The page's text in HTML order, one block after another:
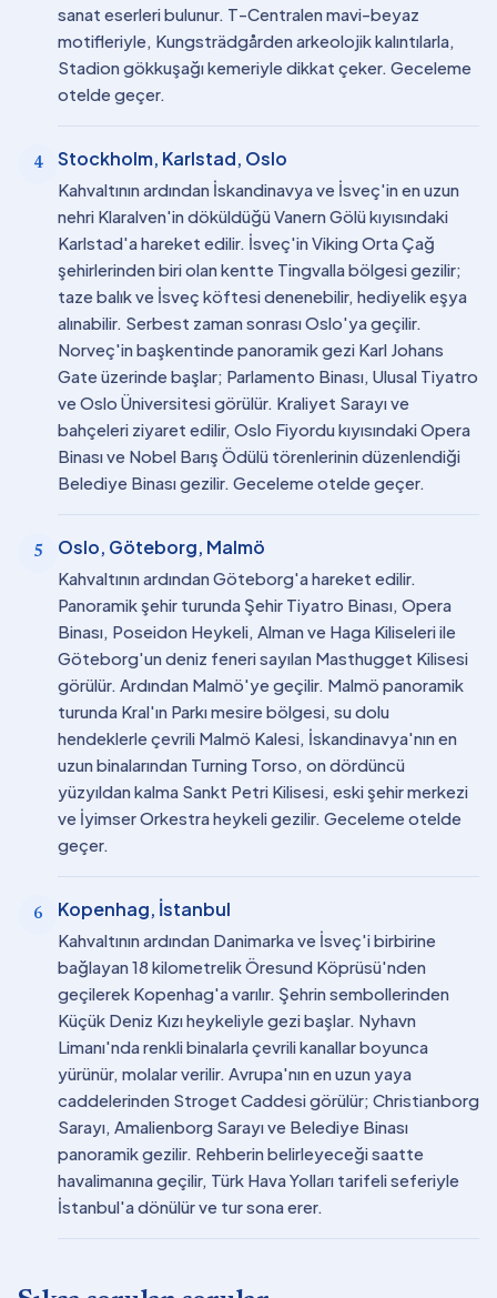
sanat eserleri bulunur. T-Centralen mavi-beyaz
motifleriyle, Kungsträdgården arkeolojik kalıntılarla,
Stadion gökkuşağı kemeriyle dikkat çeker. Geceleme
otelde geçer.
4 Stockholm, Karlstad, Oslo
Kahvaltının ardından İskandinavya ve İsveç'in en uzun
nehri Klaralven'in döküldüğü Vanern Gölü kıyısındaki
Karlstad'a hareket edilir. İsveç'in Viking Orta Çağ
şehirlerinden biri olan kentte Tingvalla bölgesi gezilir;
taze balık ve İsveç köftesi denenebilir, hediyelik eşya
alınabilir. Serbest zaman sonrası Oslo'ya geçilir.
Norveç'in başkentinde panoramik gezi Karl Johans
Gate üzerinde başlar; Parlamento Binası, Ulusal Tiyatro
ve Oslo Üniversitesi görülür. Kraliyet Sarayı ve
bahçeleri ziyaret edilir, Oslo Fiyordu kıyısındaki Opera
Binası ve Nobel Barış Ödülü törenlerinin düzenlendiği
Belediye Binası gezilir. Geceleme otelde geçer.
5 Oslo, Göteborg, Malmö
Kahvaltının ardından Göteborg'a hareket edilir.
Panoramik şehir turunda Şehir Tiyatro Binası, Opera
Binası, Poseidon Heykeli, Alman ve Haga Kiliseleri ile
Göteborg'un deniz feneri sayılan Masthugget Kilisesi
görülür. Ardından Malmö'ye geçilir. Malmö panoramik
turunda Kral'ın Parkı mesire bölgesi, su dolu
hendeklerle çevrili Malmö Kalesi, İskandinavya'nın en
uzun binalarından Turning Torso, on dördüncü
yüzyıldan kalma Sankt Petri Kilisesi, eski şehir merkezi
ve İyimser Orkestra heykeli gezilir. Geceleme otelde
geçer.
6 Kopenhag, İstanbul
Kahvaltının ardından Danimarka ve İsveç'i birbirine
bağlayan 18 kilometrelik Öresund Köprüsü'nden
geçilerek Kopenhag'a varılır. Şehrin sembollerinden
Küçük Deniz Kızı heykeliyle gezi başlar. Nyhavn
Limanı'nda renkli binalarla çevrili kanallar boyunca
yürünür, molalar verilir. Avrupa'nın en uzun yaya
caddelerinden Stroget Caddesi görülür; Christianborg
Sarayı, Amalienborg Sarayı ve Belediye Binası
panoramik gezilir. Rehberin belirleyeceği saatte
havalimanına geçilir, Türk Hava Yolları tarifeli seferiyle
İstanbul'a dönülür ve tur sona erer.